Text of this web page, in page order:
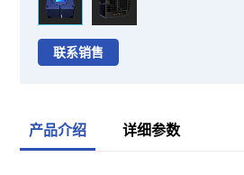
联系销售
产品介绍 详细参数